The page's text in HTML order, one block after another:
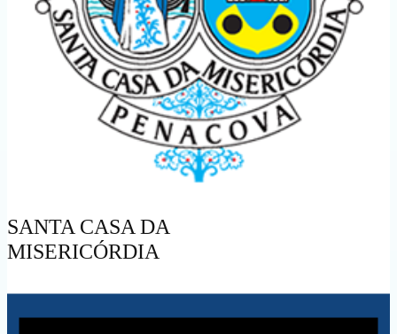
SANTA CASA DA
MISERICÓRDIA